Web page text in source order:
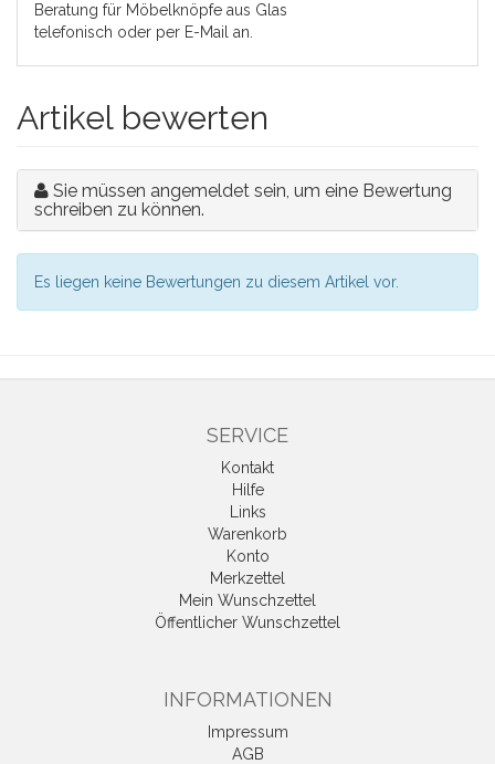
Beratung für Möbelknöpfe aus Glas
telefonisch oder per E-Mail an.
Artikel bewerten
Sie müssen angemeldet sein, um eine Bewertung
schreiben zu können.
Es liegen keine Bewertungen zu diesem Artikel vor.
SERVICE
Kontakt
Hilfe
Links
Warenkorb
Konto
Merkzettel
Mein Wunschzettel
Öffentlicher Wunschzettel
INFORMATIONEN
Impressum
AGB